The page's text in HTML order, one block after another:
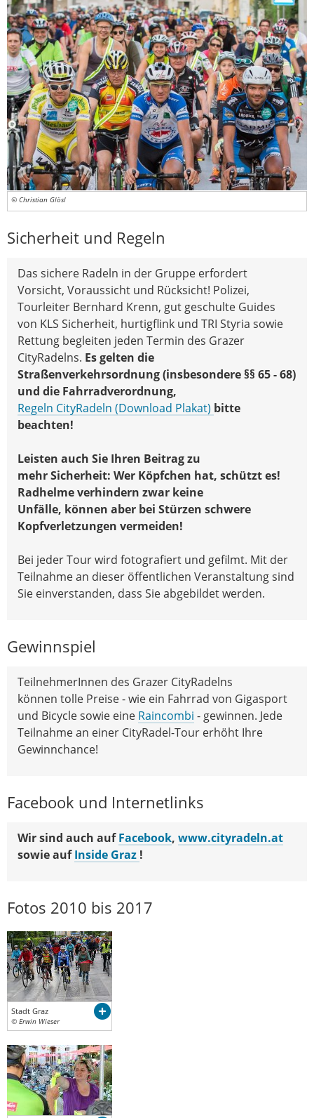
© Christian Glösl
Sicherheit und Regeln
Das sichere Radeln in der Gruppe erfordert
Vorsicht, Voraussicht und Rücksicht! Polizei,
Tourleiter Bernhard Krenn, gut geschulte Guides
von KLS Sicherheit, hurtigflink und TRI Styria sowie
Rettung begleiten jeden Termin des Grazer
CityRadelns. Es gelten die
Straßenverkehrsordnung (insbesondere §§ 65 - 68)
und die Fahrradverordnung,
Regeln CityRadeln (Download Plakat) bitte
beachten!
Leisten auch Sie Ihren Beitrag zu
mehr Sicherheit: Wer Köpfchen hat, schützt es!
Radhelme verhindern zwar keine
Unfälle, können aber bei Stürzen schwere
Kopfverletzungen vermeiden!
Bei jeder Tour wird fotografiert und gefilmt. Mit der
Teilnahme an dieser öffentlichen Veranstaltung sind
Sie einverstanden, dass Sie abgebildet werden.
Gewinnspiel
TeilnehmerInnen des Grazer CityRadelns
können tolle Preise - wie ein Fahrrad von Gigasport
und Bicycle sowie eine Raincombi - gewinnen. Jede
Teilnahme an einer CityRadel-Tour erhöht Ihre
Gewinnchance!
Facebook und Internetlinks
Wir sind auch aufFacebook, www.cityradeln.at
sowie aufInside Graz !
Fotos 2010 bis 2017
Stadt Graz
© Erwin Wieser